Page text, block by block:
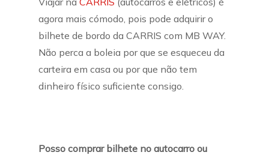
agora mais cómodo, pois pode adquirir o
bilhete de bordo da CARRIS com MB WAY.
Não perca a boleia por que se esqueceu da
carteira em casa ou por que não tem
dinheiro físico suficiente consigo.
Posso comprar bilhete no autocarro ou